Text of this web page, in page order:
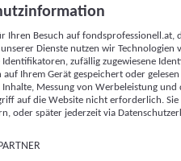
Messung von Werbeleistung
Zielgruppenforschung.
Online-Kennungen (z. B. login-
Kennungen,
zusammen mit anderen
Browserinformationen,
Technologien usw.) auf
dort ausgelesen werden, um es
eine App oder einer Webseite
mehrere der hier aufgeführten
Ihren Besuch auf
Dienste nutzen wir Technologien
Identifikatoren, zufällig zugewiesene
Ihrem Gerät gespeichert oder
Messung von Werbeleistung
auf die Website nicht erforderlich.
oder später jederzeit via